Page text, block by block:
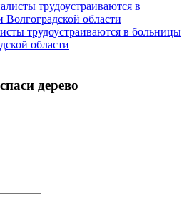
трудоустраиваются в больницы
области
дерево